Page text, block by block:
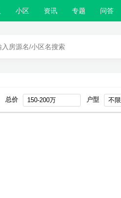
小区 资讯 专题 问答
总价 150-200万 户型 不限